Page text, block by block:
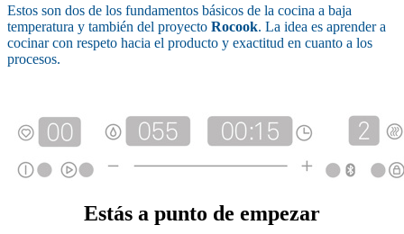
Estos son dos de los fundamentos básicos de la cocina a baja
temperatura y también del proyecto Rocook. La idea es aprender a
cocinar con respeto hacia el producto y exactitud en cuanto a los
procesos.
Estás a punto de empezar